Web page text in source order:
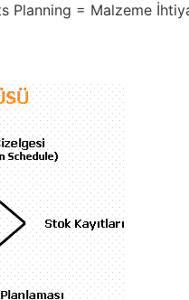
Planning = Malzeme